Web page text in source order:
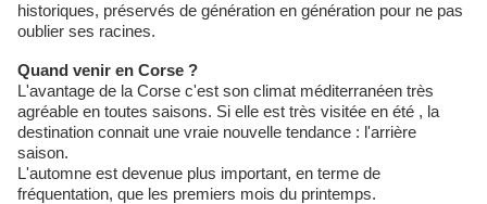
historiques, préservés de génération en génération pour ne pas
oublier ses racines.
Quand venir en Corse ?
L'avantage de la Corse c'est son climat méditerranéen très
agréable en toutes saisons. Si elle est très visitée en été , la
destination connait une vraie nouvelle tendance : l'arrière
saison.
L'automne est devenue plus important, en terme de
fréquentation, que les premiers mois du printemps.